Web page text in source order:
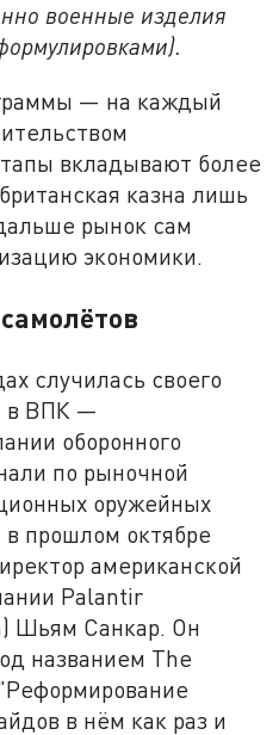
военные изделия
— на каждый
вкладывают более
казна лишь
рынок сам
экономики.
случилась своего
в ВПК —
оборонного
по рыночной
оружейных
прошлом октябре
американской
Palantir
Шьям Санкар. Он
названием The
в нём как раз и